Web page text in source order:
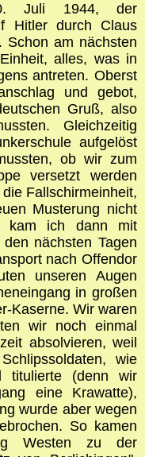
Juli 1944, der
Hitler durch Claus
Schon am nächsten
alles, was in
antreten. Oberst
und gebot,
Gruß, also
Gleichzeitig
aufgelöst
ob wir zum
versetzt werden
Fallschirmeinheit,
Musterung nicht
kam ich dann mit
nächsten Tagen
nach Offendor
unseren Augen
in großen
Kaserne. Wir waren
wir noch einmal
absolvieren, weil
wie
titulierte (denn wir
eine Krawatte),
wurde aber wegen
So kamen
Westen zu der